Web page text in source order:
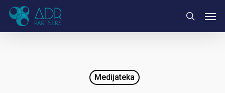
Skip
main
search
Medijateka